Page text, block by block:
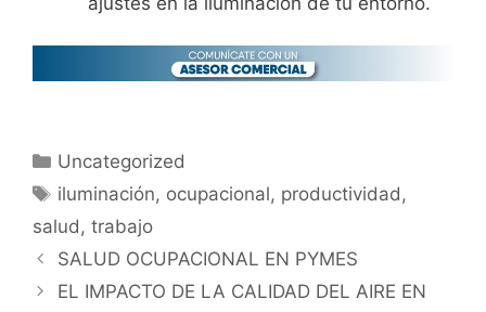
Uncategorized
iluminación, ocupacional, productividad,
salud, trabajo
SALUD OCUPACIONAL EN PYMES
EL IMPACTO DE LA CALIDAD DEL AIRE EN